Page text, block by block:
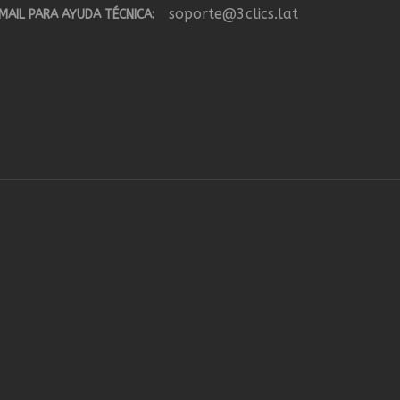
PARA AYUDA TÉCNICA: soporte@3clics.lat